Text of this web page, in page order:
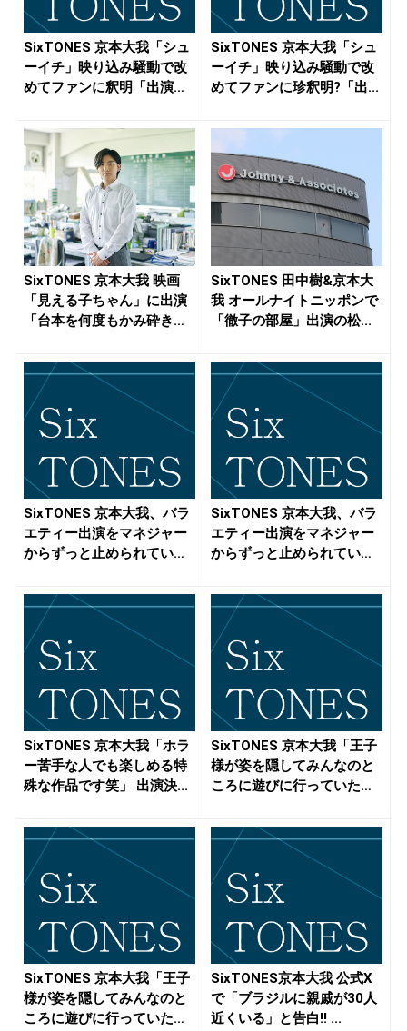
SixTONES 京本大我「シュ
ーイチ」映り込み騒動で改
めてファンに釈明「出演
SixTONES 京本大我「シュ
ーイチ」映り込み騒動で改
めてファンに珍釈明?「出...
SixTONES 京本大我 映画
「見える子ちゃん」に出演
「台本を何度もかみ砕き
SixTONES 田中樹&京本大
我 オールナイトニッポンで
「徹子の部屋」出演の松...
SixTONES 京本大我、バラ
エティー出演をマネジャー
からずっと止められてい
SixTONES 京本大我、バラ
エティー出演をマネジャー
からずっと止められてい
SixTONES 京本大我「ホラ
ー苦手な人でも楽しめる特
殊な作品です笑」 出演決...
SixTONES 京本大我「王子
様が姿を隠してみんなのと
ころに遊びに行っていた
SixTONES 京本大我「王子
様が姿を隠してみんなのと
ころに遊びに行っていた
SixTONES京本大我 公式X
で「ブラジルに親戚が30人
近くいる」と告白!! ...